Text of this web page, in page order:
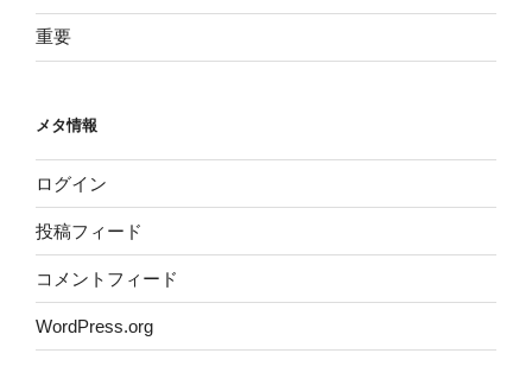
重要
メタ情報
ログイン
投稿フィード
コメントフィード
WordPress.org